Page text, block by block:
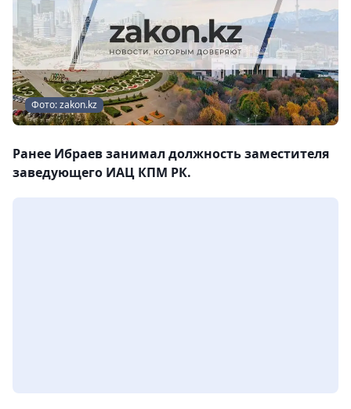
Фото: zakon.kz
Ранее Ибраев занимал должность заместителя
заведующего ИАЦ КПМ РК.